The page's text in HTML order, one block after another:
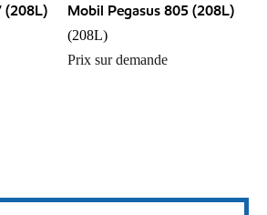
(208L) Mobil Pegasus 805 (208L)
(208L)
Prix sur demande